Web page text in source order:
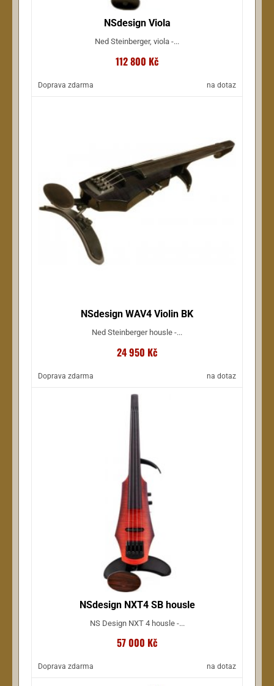
NSdesign Viola
Ned Steinberger, viola -...
112 800 Kč
Doprava zdarma na dotaz
NSdesign WAV4 Violin BK
Ned Steinberger housle -...
24 950 Kč
Doprava zdarma na dotaz
NSdesign NXT4 SB housle
NS Design NXT 4 housle -...
57 000 Kč
Doprava zdarma na dotaz